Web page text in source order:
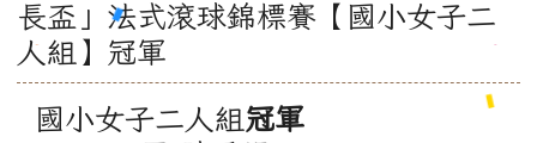
長盃」法式滾球錦標賽【國小女子二
人組】冠軍
國小女子二人組 冠軍